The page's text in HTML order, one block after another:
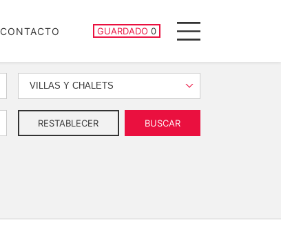
CONTACTO GUARDADO 0
PROPIEDADES GUARDADAS
Menu
VILLAS Y CHALETS
RESTABLECER BUSCAR